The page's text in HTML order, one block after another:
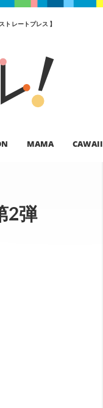
トレートプレス 】
MAMA CAWAII
2弾